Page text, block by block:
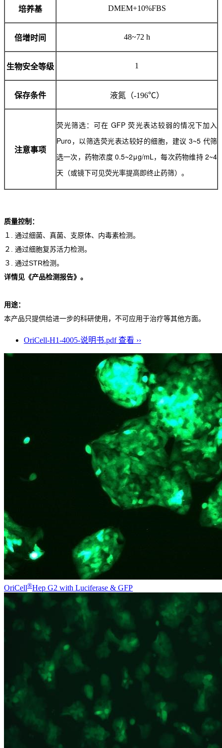
培养基 DMEM+10%FBS
倍增时间 48~72 h
生物安全等级 1
保存条件 液氮（-196℃）
注意事项
荧光筛选：可在 GFP 荧光表达较弱的情况下加入
Puro，以筛选荧光表达较好的细胞，建议 3~5 代筛
选一次，药物浓度 0.5~2μg/mL，每次药物维持 2~4
天（或镜下可见荧光率提高即终止药筛）。
质量控制：
１. 通过细菌、真菌、支原体、内毒素检测。
２. 通过细胞复苏活力检测。
３. 通过STR检测。
详情见《产品检测报告》。
用途：
本产品只提供给进一步的科研使用，不可应用于治疗等其他方面。
OriCell-H1-4005-说明书.pdf查看 ››
OriCell®Hep G2 with Luciferase & GFP